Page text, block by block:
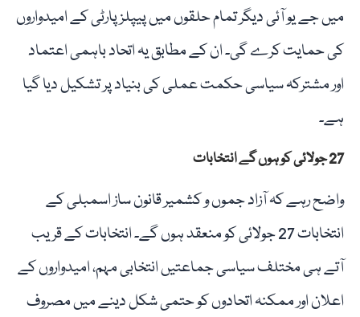
میں جے یو آئی دیگر تمام حلقوں میں پیپلز پارٹی کے امیدواروں
کی حمایت کرے گی۔ ان کے مطابق یہ اتحاد باہمی اعتماد
اور مشترکہ سیاسی حکمت عملی کی بنیاد پر تشکیل دیا گیا
ہے۔
27 جولائی کو ہوں گے انتخابات
واضح رہے کہ آزاد جموں و کشمیر قانون ساز اسمبلی کے
انتخابات 27 جولائی کو منعقد ہوں گے۔ انتخابات کے قریب
آتے ہی مختلف سیاسی جماعتیں انتخابی مہم، امیدواروں کے
اعلان اور ممکنہ اتحادوں کو حتمی شکل دینے میں مصروف